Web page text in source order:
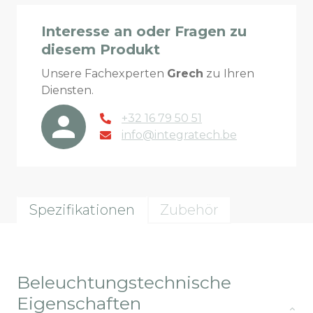
Interesse an oder Fragen zu
diesem Produkt
Unsere Fachexperten Grech zu Ihren
Diensten.
+32 16 79 50 51
info@integratech.be
Spezifikationen Zubehör
Beleuchtungstechnische
Eigenschaften